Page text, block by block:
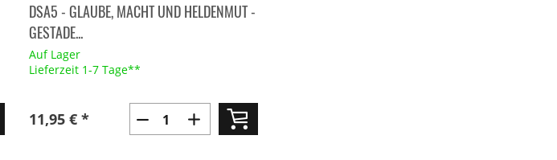
DSA5 - GLAUBE, MACHT UND HELDENMUT -
GESTADE...
Auf Lager
Lieferzeit 1-7 Tage**
11,95 € *